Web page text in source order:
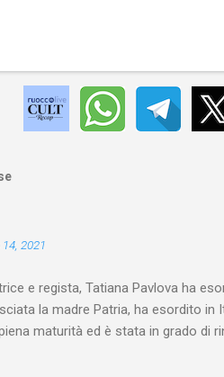
2021
e regista, Tatiana Pavlova ha
la madre Patria, ha esordito in
maturità ed è stata in grado di